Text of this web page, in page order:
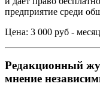
предприятие среди
Цена: 3 000 руб -
Редакционный
мнение